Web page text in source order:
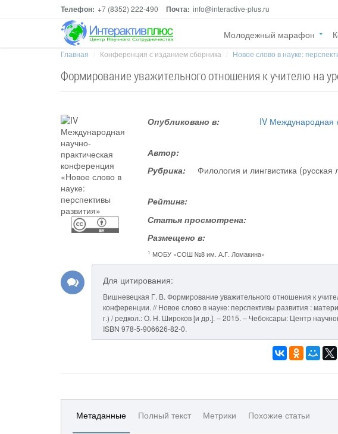
Телефон: +7 (8352) 222-490 Почта: info@interactive-plus.ru
Молодежный марафон
Главная Конференция с изданием сборника Новое слово в науке:
Формирование уважительного отношения к учителю на
Опубликовано в:
IV Международная
Автор:
Рубрика:
Филология и лингвистика
Рейтинг:
Статья просмотрена:
Размещено в:
1 МОБУ «СОШ №8 им. А.Г. Ломакина»
Для цитирования:
Вишневецкая Г. В. Формирование уважительного отношения к
конференции. // Новое слово в науке: перспективы развития :
г.) / редкол.: О. Н. Широков [и др.]. – 2015. – Чебоксары: Центр
ISBN 978-5-906626-82-0.
Метаданные Полный текст Метрики Похожие статьи